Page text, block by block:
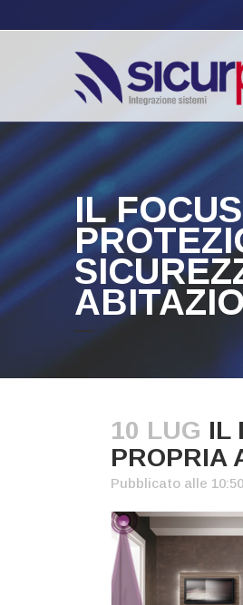
IL
10 LUG IL
PROPRIA
Pubblicato alle